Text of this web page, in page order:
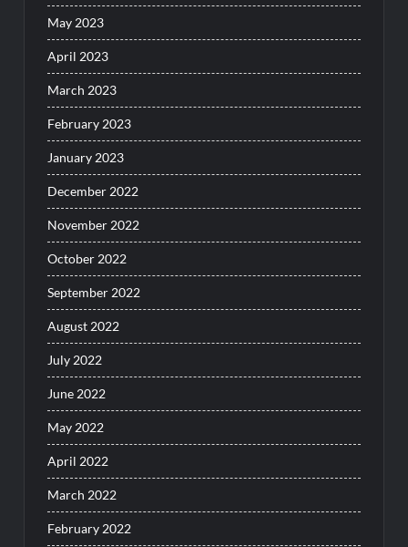
May 2023
April 2023
March 2023
February 2023
January 2023
December 2022
November 2022
October 2022
September 2022
August 2022
July 2022
June 2022
May 2022
April 2022
March 2022
February 2022